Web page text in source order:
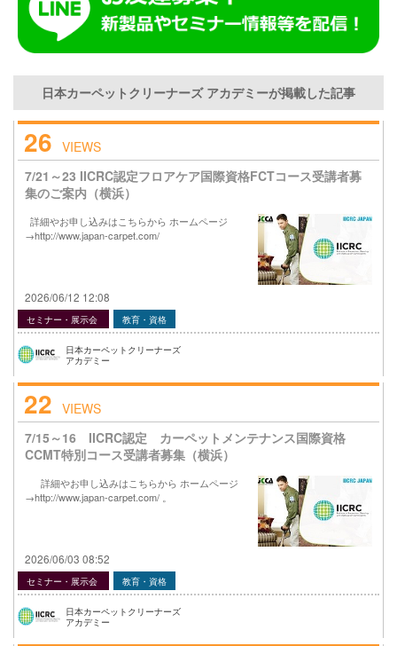
日本カーペットクリーナーズ アカデミーが掲載した記事
26 VIEWS
7/21～23 IICRC認定フロアケア国際資格FCTコース受講者募
集のご案内（横浜）
詳細やお申し込みはこちらから ホームページ
→http://www.japan-carpet.com/
2026/06/12 12:08
セミナー・展示会 教育・資格
日本カーペットクリーナーズ
アカデミー
22 VIEWS
7/15～16 IICRC認定 カーペットメンテナンス国際資格
CCMT特別コース受講者募集（横浜）
詳細やお申し込みはこちらから ホームページ
→http://www.japan-carpet.com/ 。
2026/06/03 08:52
セミナー・展示会 教育・資格
日本カーペットクリーナーズ
アカデミー